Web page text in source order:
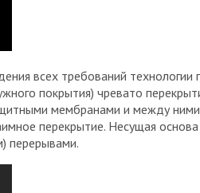
всех требований технологии
покрытия) чревато
мембранами и между
перекрытие. Несущая
перерывами.